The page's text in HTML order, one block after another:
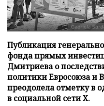
Публикация
фонда прямых
Дмитриева о
политики Евросоюза и
преодолела отметку в
в социальной сети X.